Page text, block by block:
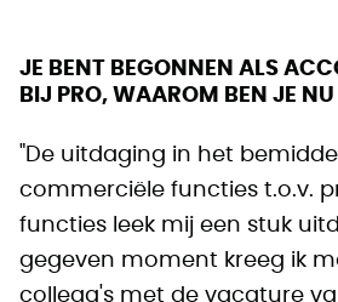
JE BENT BEGONNEN ALS
BIJ PRO, WAAROM BEN JE
"De uitdaging in het
commerciële functies t.o.v.
functies leek mij een stuk
gegeven moment kreeg ik
collega's met de vacature